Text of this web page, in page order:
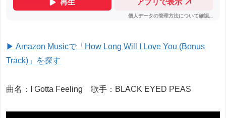
▶ Amazon Musicで「How Long Will I Love You (Bonus
Track)」を探す
曲名：I Gotta Feeling 歌手：BLACK EYED PEAS